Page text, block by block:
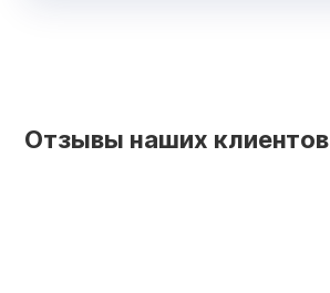
Отзывы наших клиентов